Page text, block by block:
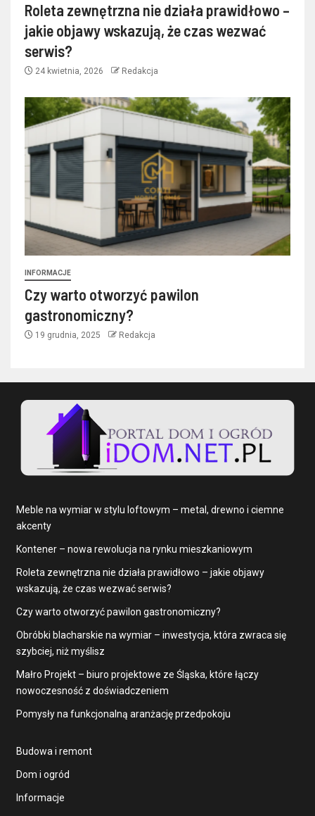
Roleta zewnętrzna nie działa prawidłowo –
jakie objawy wskazują, że czas wezwać
serwis?
24 kwietnia, 2026 Redakcja
INFORMACJE
Czy warto otworzyć pawilon
gastronomiczny?
19 grudnia, 2025 Redakcja
Meble na wymiar w stylu loftowym – metal, drewno i ciemne
akcenty
Kontener – nowa rewolucja na rynku mieszkaniowym
Roleta zewnętrzna nie działa prawidłowo – jakie objawy
wskazują, że czas wezwać serwis?
Czy warto otworzyć pawilon gastronomiczny?
Obróbki blacharskie na wymiar – inwestycja, która zwraca się
szybciej, niż myślisz
Małro Projekt – biuro projektowe ze Śląska, które łączy
nowoczesność z doświadczeniem
Pomysły na funkcjonalną aranżację przedpokoju
Budowa i remont
Dom i ogród
Informacje